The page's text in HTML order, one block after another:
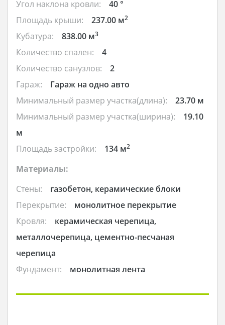
Угол наклона кровли:
40 °
Площадь крыши:
237.00 м2
Кубатура: 838.00 м3
Количество спален:
4
Количество санузлов:
2
Гараж:
Гараж на одно авто
Минимальный размер участка(длина):
23.70 м
Минимальный размер участка(ширина):
19.10
м
Площадь застройки:
134 м2
Материалы:
Стены:
газобетон, керамические блоки
Перекрытие:
монолитное перекрытие
Кровля:
керамическая черепица,
металлочерепица, цементно-песчаная
черепица
Фундамент:
монолитная лента